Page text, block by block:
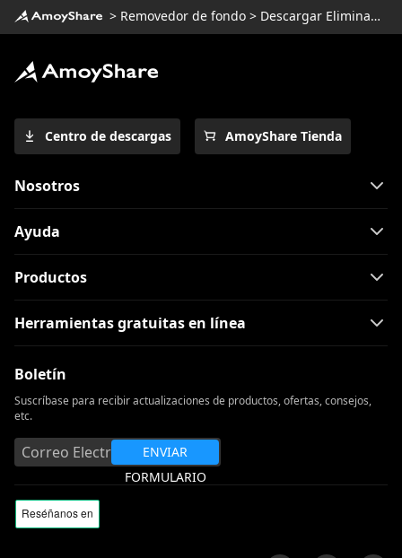
> Removedor de fondo > Descargar Eliminador de fondo para Windows
Centro de descargas AmoyShare Tienda
Nosotros
Ayuda
Productos
Herramientas gratuitas en línea
Boletín
Suscríbase para recibir actualizaciones de productos, ofertas, consejos,
etc.
ENVIAR
FORMULARIO